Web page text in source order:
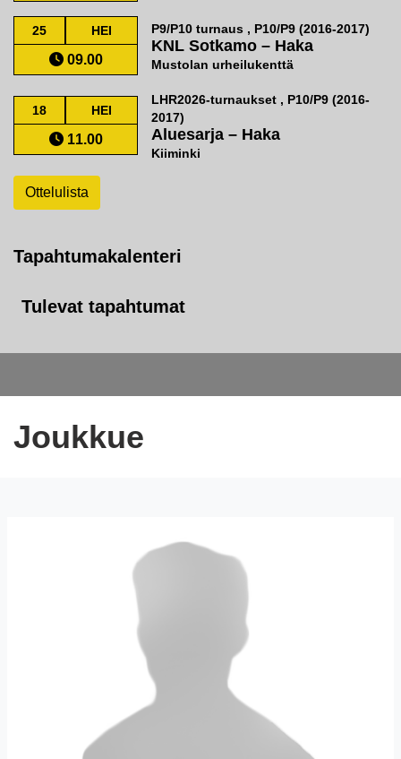
25 HEI
09.00
P9/P10 turnaus , P10/P9 (2016-2017)
KNL Sotkamo – Haka
Mustolan urheilukenttä
18 HEI
11.00
LHR2026-turnaukset , P10/P9 (2016-
2017)
Aluesarja – Haka
Kiiminki
Ottelulista
Tapahtumakalenteri
Tulevat tapahtumat
Joukkue